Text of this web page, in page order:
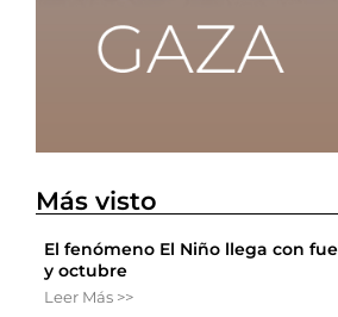
Más visto
El fenómeno El Niño llega con
y octubre
Leer Más >>